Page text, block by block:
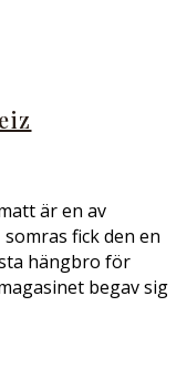
är en av
fick den en
hängbro för
begav sig